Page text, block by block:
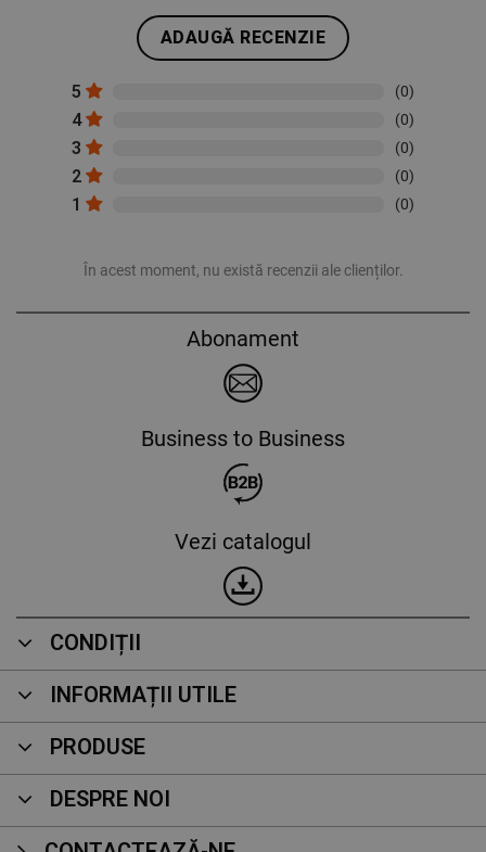
ADAUGĂ RECENZIE
5 (0)
4 (0)
3 (0)
2 (0)
1 (0)
În acest moment, nu există recenzii ale clienților.
Abonament
Business to Business
Vezi catalogul
CONDIȚII
INFORMAȚII UTILE
PRODUSE
DESPRE NOI